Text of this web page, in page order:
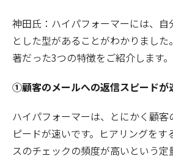
神田氏：ハイパフォーマーには、自
とした型があることがわかりまし
著だった3つの特徴をご紹介します。
①顧客のメールへの返信スピードが
ハイパフォーマーは、とにかく顧客
ピードが速いです。ヒアリングをす
スのチェックの頻度が高いという定